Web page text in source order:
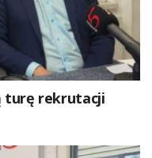
turę rekrutacji